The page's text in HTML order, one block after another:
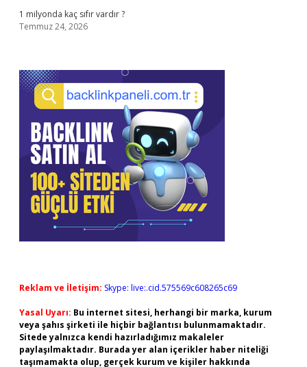
1 milyonda kaç sıfır vardır ?
Temmuz 24, 2026
Reklam ve İletişim: Skype: live:.cid.575569c608265c69
Yasal Uyarı: Bu internet sitesi, herhangi bir marka, kurum
veya şahıs şirketi ile hiçbir bağlantısı bulunmamaktadır.
Sitede yalnızca kendi hazırladığımız makaleler
paylaşılmaktadır. Burada yer alan içerikler haber niteliği
taşımamakta olup, gerçek kurum ve kişiler hakkında